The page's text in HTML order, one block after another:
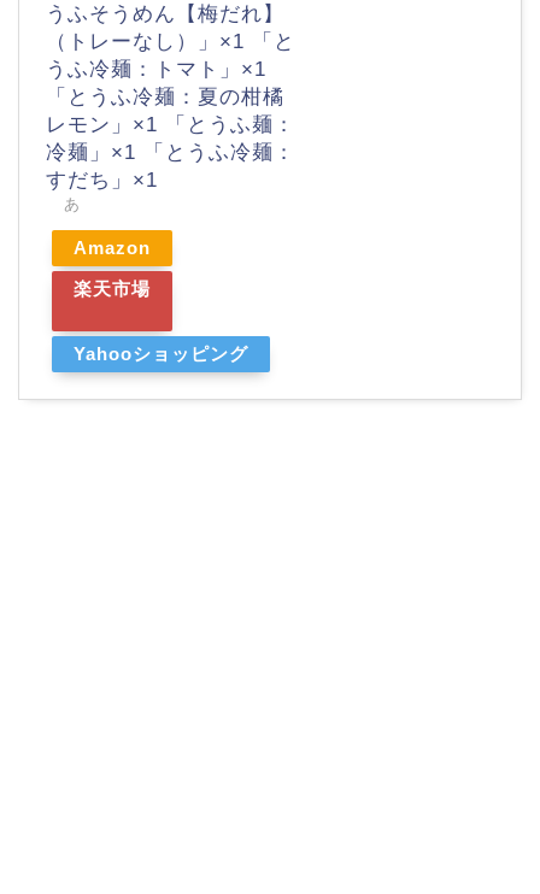
うふそうめん【梅だれ】
（トレーなし）」×1 「と
うふ冷麺：トマト」×1
「とうふ冷麺：夏の柑橘
レモン」×1 「とうふ麺：
冷麺」×1 「とうふ冷麺：
すだち」×1
あ
Amazon
楽天市場
Yahooショッピング